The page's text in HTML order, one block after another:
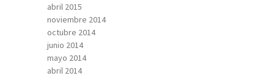
abril 2015
noviembre 2014
octubre 2014
junio 2014
mayo 2014
abril 2014